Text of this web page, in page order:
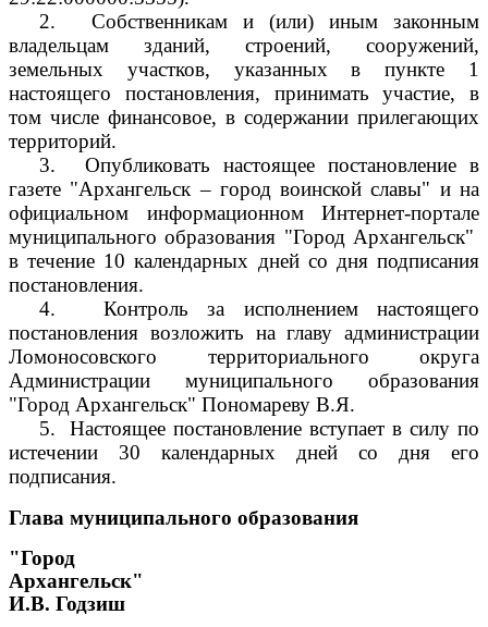
2.
Собственникам и (или) иным законным
владельцам зданий, строений, сооружений,
земельных участков, указанных в пункте 1
настоящего постановления, принимать участие, в
том числе финансовое, в содержании прилегающих
территорий.
3.
Опубликовать настоящее постановление в
газете "Архангельск – город воинской славы" и на
официальном информационном Интернет-портале
муниципального образования "Город Архангельск"
в течение 10 календарных дней со дня подписания
постановления.
4.
Контроль за исполнением настоящего
постановления возложить на главу администрации
Ломоносовского территориального округа
Администрации муниципального образования
"Город Архангельск" Пономареву В.Я.
5.
Настоящее постановление вступает в силу по
истечении 30 календарных дней со дня его
подписания.
Глава муниципального образования
"Город
Архангельск"
И.В. Годзиш